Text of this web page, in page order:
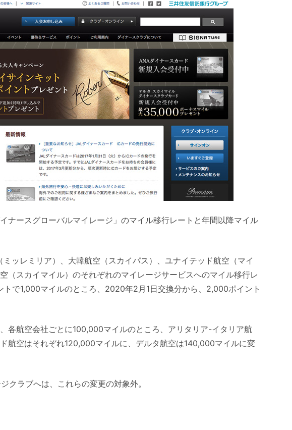
ナースグローバルマイレージ」のマイル移行レートと年間以降マイル
ッレミリア）、大韓航空（スカイパス）、ユナイテッド航空（マイ
（スカイマイル）のそれぞれのマイレージサービスへのマイル移行レ
トで1,000マイルのところ、2020年2月1日交換分から、2,000ポイント
各航空会社ごとに100,000マイルのところ、アリタリア-イタリア航
航空はそれぞれ120,000マイルに、デルタ航空は140,000マイルに変
クラブへは、これらの変更の対象外。